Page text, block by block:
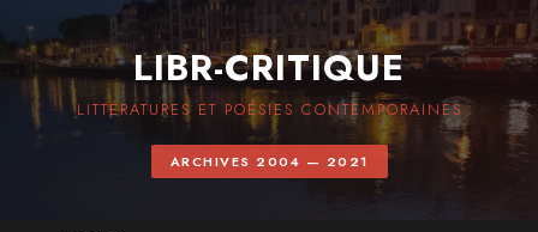
LIBR-CRITIQUE
LITTÉRATURES ET POÉSIES CONTEMPORAINES
ARCHIVES 2004 — 2021